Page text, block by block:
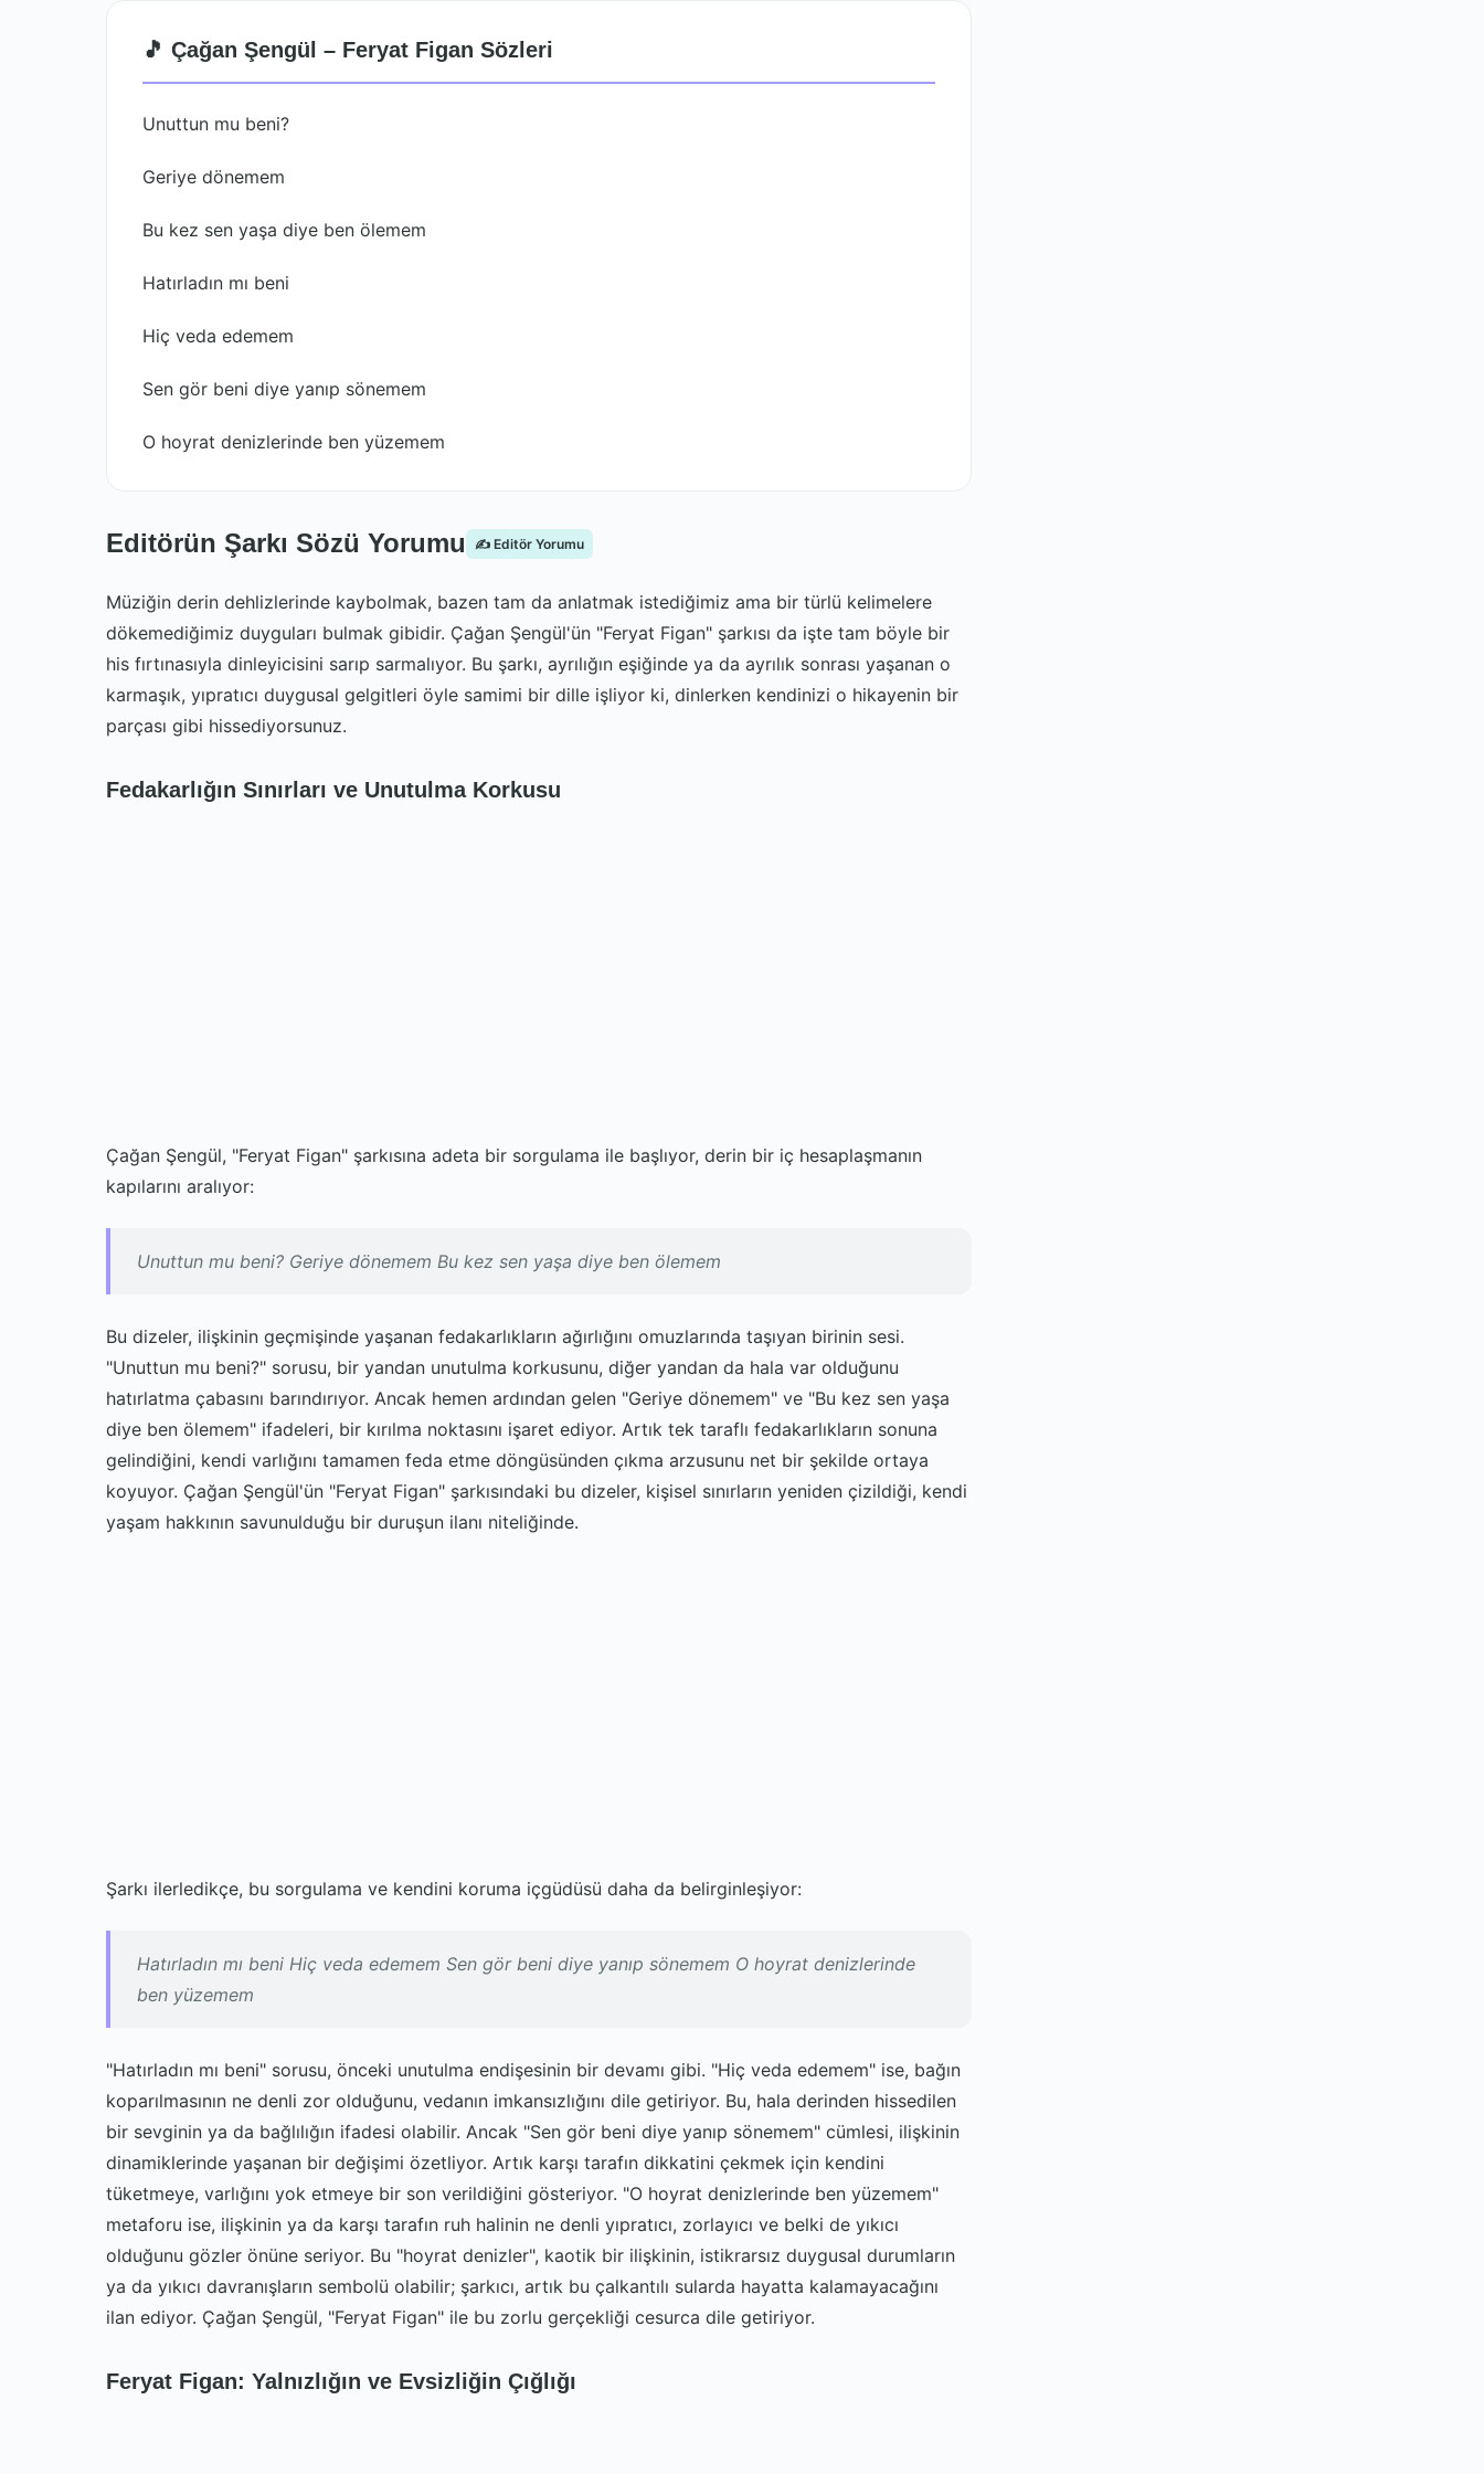
🎵 Çağan Şengül – Feryat Figan Sözleri
Unuttun mu beni?
Geriye dönemem
Bu kez sen yaşa diye ben ölemem
Hatırladın mı beni
Hiç veda edemem
Sen gör beni diye yanıp sönemem
O hoyrat denizlerinde ben yüzemem
Editörün Şarkı Sözü Yorumu ✍️ Editör Yorumu
Müziğin derin dehlizlerinde kaybolmak, bazen tam da anlatmak istediğimiz ama bir türlü kelimelere
dökemediğimiz duyguları bulmak gibidir. Çağan Şengül'ün "Feryat Figan" şarkısı da işte tam böyle bir
his fırtınasıyla dinleyicisini sarıp sarmalıyor. Bu şarkı, ayrılığın eşiğinde ya da ayrılık sonrası yaşanan o
karmaşık, yıpratıcı duygusal gelgitleri öyle samimi bir dille işliyor ki, dinlerken kendinizi o hikayenin bir
parçası gibi hissediyorsunuz.
Fedakarlığın Sınırları ve Unutulma Korkusu
Çağan Şengül, "Feryat Figan" şarkısına adeta bir sorgulama ile başlıyor, derin bir iç hesaplaşmanın
kapılarını aralıyor:
Unuttun mu beni? Geriye dönemem Bu kez sen yaşa diye ben ölemem
Bu dizeler, ilişkinin geçmişinde yaşanan fedakarlıkların ağırlığını omuzlarında taşıyan birinin sesi.
"Unuttun mu beni?" sorusu, bir yandan unutulma korkusunu, diğer yandan da hala var olduğunu
hatırlatma çabasını barındırıyor. Ancak hemen ardından gelen "Geriye dönemem" ve "Bu kez sen yaşa
diye ben ölemem" ifadeleri, bir kırılma noktasını işaret ediyor. Artık tek taraflı fedakarlıkların sonuna
gelindiğini, kendi varlığını tamamen feda etme döngüsünden çıkma arzusunu net bir şekilde ortaya
koyuyor. Çağan Şengül'ün "Feryat Figan" şarkısındaki bu dizeler, kişisel sınırların yeniden çizildiği, kendi
yaşam hakkının savunulduğu bir duruşun ilanı niteliğinde.
Şarkı ilerledikçe, bu sorgulama ve kendini koruma içgüdüsü daha da belirginleşiyor:
Hatırladın mı beni Hiç veda edemem Sen gör beni diye yanıp sönemem O hoyrat denizlerinde
ben yüzemem
"Hatırladın mı beni" sorusu, önceki unutulma endişesinin bir devamı gibi. "Hiç veda edemem" ise, bağın
koparılmasının ne denli zor olduğunu, vedanın imkansızlığını dile getiriyor. Bu, hala derinden hissedilen
bir sevginin ya da bağlılığın ifadesi olabilir. Ancak "Sen gör beni diye yanıp sönemem" cümlesi, ilişkinin
dinamiklerinde yaşanan bir değişimi özetliyor. Artık karşı tarafın dikkatini çekmek için kendini
tüketmeye, varlığını yok etmeye bir son verildiğini gösteriyor. "O hoyrat denizlerinde ben yüzemem"
metaforu ise, ilişkinin ya da karşı tarafın ruh halinin ne denli yıpratıcı, zorlayıcı ve belki de yıkıcı
olduğunu gözler önüne seriyor. Bu "hoyrat denizler", kaotik bir ilişkinin, istikrarsız duygusal durumların
ya da yıkıcı davranışların sembolü olabilir; şarkıcı, artık bu çalkantılı sularda hayatta kalamayacağını
ilan ediyor. Çağan Şengül, "Feryat Figan" ile bu zorlu gerçekliği cesurca dile getiriyor.
Feryat Figan: Yalnızlığın ve Evsizliğin Çığlığı